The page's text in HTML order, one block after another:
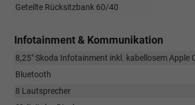
Geteilte Rücksitzbank 60/40
Infotainment & Kommunikation
8,25" Skoda Infotainment inkl. kabellosem Apple
Bluetooth
8 Lautsprecher